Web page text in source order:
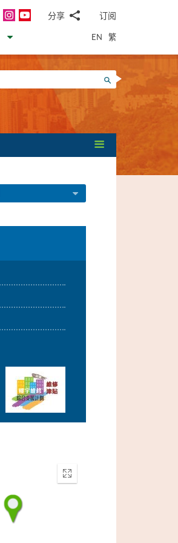
InstagramYouTube分享
邮WhatsApp
微
信
面
书Twitter
LinkedIn
微
订阅
EN 繁
搜寻
Enter
fullscreen